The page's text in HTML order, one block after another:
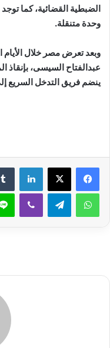
وحدة متنقلة.
وبعد تعرض مصر خلال الأيام
عبدالفتاح السيسى، بإنقاذ
ينضم فريق التدخل السريع
واتساب تيلقرام ڤايبر